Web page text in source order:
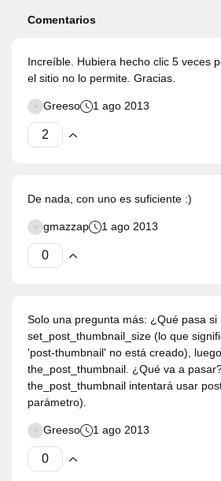
Comentarios
Increíble. Hubiera hecho clic 5 veces
el sitio no lo permite. Gracias.
Greeso 1 ago 2013
De nada, con uno es suficiente :)
gmazzap 1 ago 2013
Solo una pregunta más: ¿Qué pasa si
set_post_thumbnail_size (lo que
'post-thumbnail' no está creado),
the_post_thumbnail. ¿Qué va a
the_post_thumbnail intentará usar
parámetro).
Greeso 1 ago 2013